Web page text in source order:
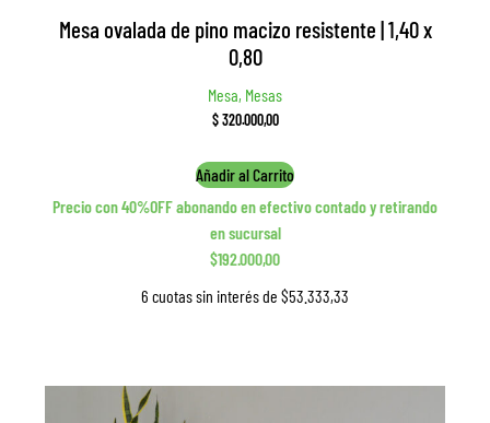
Mesa ovalada de pino macizo resistente | 1,40 x
0,80
Mesa, Mesas
$320.000,00
Añadir al Carrito
Precio con 40%OFF abonando en efectivo contado y retirando
en sucursal
$192.000,00
6 cuotas sin interés de $53.333,33